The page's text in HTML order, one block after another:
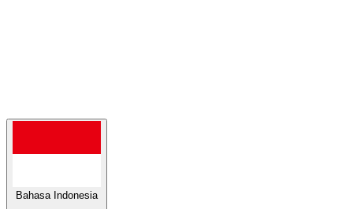
Bahasa Indonesia